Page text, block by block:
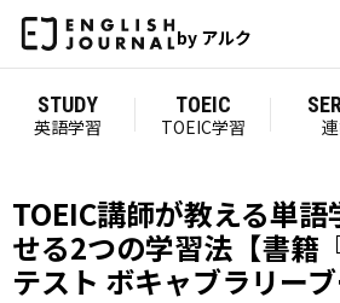
by アルク
STUDY
英語学習
TOEIC
TOEIC学習
TOEIC講師が教える単語
せる2つの学習法【書籍
テスト ボキャブラリーブ